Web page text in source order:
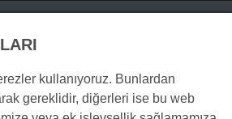
kullanıyoruz. Bunlardan
gereklidir, diğerleri ise bu web